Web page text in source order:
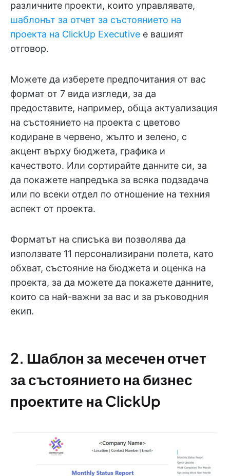
различните проекти, които управлявате,
шаблонът за отчет за състоянието на
проекта на ClickUp Executive е вашият
отговор.
Можете да изберете предпочитания от вас
формат от 7 вида изгледи, за да
предоставите, например, обща актуализация
на състоянието на проекта с цветово
кодиране в червено, жълто и зелено, с
акцент върху бюджета, графика и
качеството. Или сортирайте данните си, за
да покажете напредъка за всяка подзадача
или по всеки отдел по отношение на техния
аспект от проекта.
Форматът на списъка ви позволява да
използвате 11 персонализирани полета, като
обхват, състояние на бюджета и оценка на
проекта, за да можете да покажете данните,
които са най-важни за вас и за ръководния
екип.
2. Шаблон за месечен отчет
за състоянието на бизнес
проектите на ClickUp